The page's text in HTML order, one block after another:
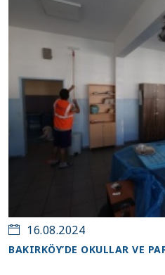
16.08.2024
BAKIRKÖY’DE OKULLAR VE